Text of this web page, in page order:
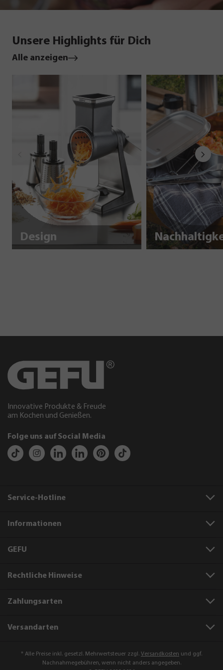
Unsere Highlights für Dich
Alle anzeigen
Design
Innovative Produkte & Freude
am Kochen und Genießen.
Folge uns auf Social Media
Service-Hotline
Informationen
GEFU
Rechtliche Hinweise
Zahlungsarten
Versandarten
* Alle Preise inkl. gesetzl. Mehrwertsteuer zzgl. Versandkosten und ggf.
Nachnahmegebühren, wenn nicht anders angegeben.